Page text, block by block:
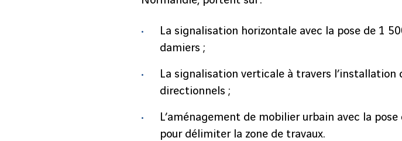
La signalisation horizontale avec la pose de 1
damiers ;
La signalisation verticale à travers l’installation
directionnels ;
L’aménagement de mobilier urbain avec la
pour délimiter la zone de travaux.